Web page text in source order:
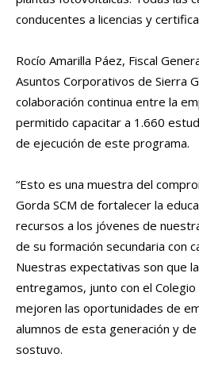
conducentes a licencias y
Rocío Amarilla Páez, Fiscal
Asuntos Corporativos de Sierra
colaboración continua entre la
permitido capacitar a 1.660
de ejecución de este programa.
“Esto es una muestra del
Gorda SCM de fortalecer la
recursos a los jóvenes de
de su formación secundaria con
Nuestras expectativas son que
entregamos, junto con el
mejoren las oportunidades de
alumnos de esta generación y
sostuvo.